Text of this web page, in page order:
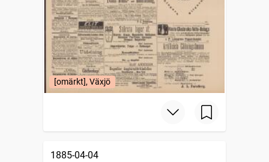
[omärkt], Växjö
1885-04-04